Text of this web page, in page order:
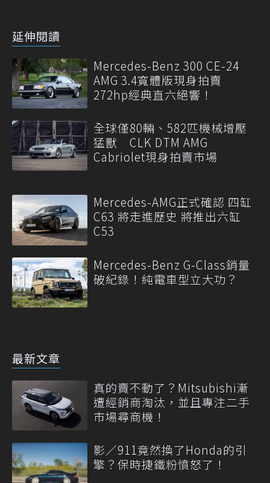
延伸閱讀
Mercedes-Benz 300 CE-24
AMG 3.4寬體版現身拍賣
272hp經典直六絕響！
全球僅80輛、582匹機械增壓
猛獸 CLK DTM AMG
Cabriolet現身拍賣市場
Mercedes-AMG正式確認 四缸
C63 將走進歷史 將推出六缸
C53
Mercedes-Benz G-Class銷量
破紀錄！純電車型立大功？
最新文章
真的賣不動了？Mitsubishi漸
遭經銷商淘汰，並且專注二手
市場尋商機！
影／911竟然換了Honda的引
擎？保時捷鐵粉憤怒了！